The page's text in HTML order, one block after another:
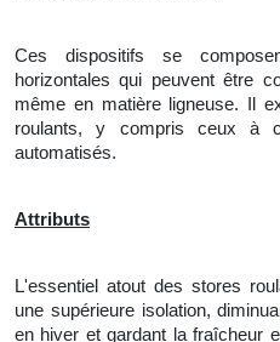
Ces dispositifs se
horizontales qui peuvent être
même en matière ligneuse. Il
roulants, y compris ceux à
automatisés.
Attributs
L'essentiel atout des stores
une supérieure isolation,
en hiver et gardant la fraîcheur